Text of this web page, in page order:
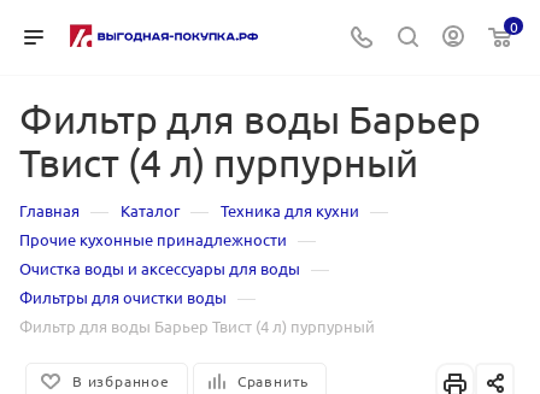
0
Фильтр для воды Барьер
Твист (4 л) пурпурный
Главная — Каталог — Техника для кухни —
Прочие кухонные принадлежности —
Очистка воды и аксессуары для воды —
Фильтры для очистки воды —
Фильтр для воды Барьер Твист (4 л) пурпурный
В избранное Сравнить